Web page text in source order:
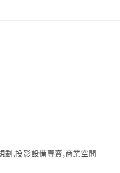
劃,投影設備專賣,商業空間